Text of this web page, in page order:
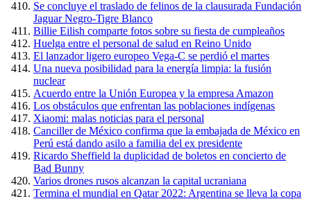
Se concluye el traslado de felinos de la clausurada Fundación
Jaguar Negro-Tigre Blanco
Billie Eilish comparte fotos sobre su fiesta de cumpleaños
Huelga entre el personal de salud en Reino Unido
El lanzador ligero europeo Vega-C se perdió el martes
Una nueva posibilidad para la energía limpia: la fusión
nuclear
Acuerdo entre la Unión Europea y la empresa Amazon
Los obstáculos que enfrentan las poblaciones indígenas
Xiaomi: malas noticias para el personal
Canciller de México confirma que la embajada de México en
Perú está dando asilo a familia del ex presidente
Ricardo Sheffield la duplicidad de boletos en concierto de
Bad Bunny
Varios drones rusos alcanzan la capital ucraniana
Termina el mundial en Qatar 2022: Argentina se lleva la copa